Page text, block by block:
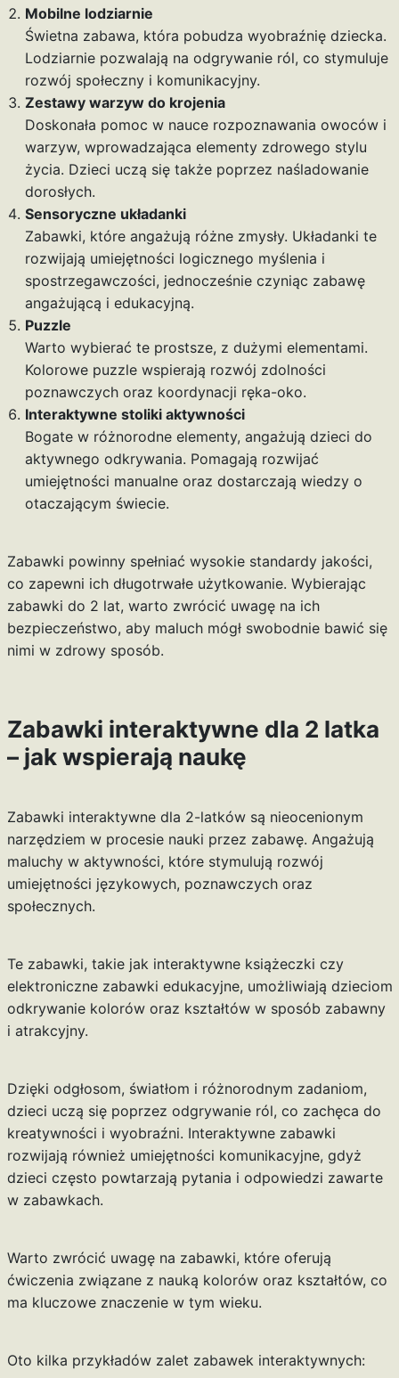
Mobilne lodziarnie
Świetna zabawa, która pobudza wyobraźnię dziecka.
Lodziarnie pozwalają na odgrywanie ról, co stymuluje
rozwój społeczny i komunikacyjny.
Zestawy warzyw do krojenia
Doskonała pomoc w nauce rozpoznawania owoców i
warzyw, wprowadzająca elementy zdrowego stylu
życia. Dzieci uczą się także poprzez naśladowanie
dorosłych.
Sensoryczne układanki
Zabawki, które angażują różne zmysły. Układanki te
rozwijają umiejętności logicznego myślenia i
spostrzegawczości, jednocześnie czyniąc zabawę
angażującą i edukacyjną.
Puzzle
Warto wybierać te prostsze, z dużymi elementami.
Kolorowe puzzle wspierają rozwój zdolności
poznawczych oraz koordynacji ręka-oko.
Interaktywne stoliki aktywności
Bogate w różnorodne elementy, angażują dzieci do
aktywnego odkrywania. Pomagają rozwijać
umiejętności manualne oraz dostarczają wiedzy o
otaczającym świecie.
Zabawki powinny spełniać wysokie standardy jakości,
co zapewni ich długotrwałe użytkowanie. Wybierając
zabawki do 2 lat, warto zwrócić uwagę na ich
bezpieczeństwo, aby maluch mógł swobodnie bawić się
nimi w zdrowy sposób.
Zabawki interaktywne dla 2 latka
– jak wspierają naukę
Zabawki interaktywne dla 2-latków są nieocenionym
narzędziem w procesie nauki przez zabawę. Angażują
maluchy w aktywności, które stymulują rozwój
umiejętności językowych, poznawczych oraz
społecznych.
Te zabawki, takie jak interaktywne książeczki czy
elektroniczne zabawki edukacyjne, umożliwiają dzieciom
odkrywanie kolorów oraz kształtów w sposób zabawny
i atrakcyjny.
Dzięki odgłosom, światłom i różnorodnym zadaniom,
dzieci uczą się poprzez odgrywanie ról, co zachęca do
kreatywności i wyobraźni. Interaktywne zabawki
rozwijają również umiejętności komunikacyjne, gdyż
dzieci często powtarzają pytania i odpowiedzi zawarte
w zabawkach.
Warto zwrócić uwagę na zabawki, które oferują
ćwiczenia związane z nauką kolorów oraz kształtów, co
ma kluczowe znaczenie w tym wieku.
Oto kilka przykładów zalet zabawek interaktywnych: